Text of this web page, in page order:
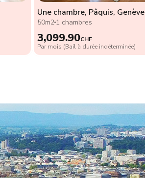
Une chambre, Pâquis, Genève
50m2 1 chambres
3,099.90CHF
Par mois (Bail à durée indéterminée)